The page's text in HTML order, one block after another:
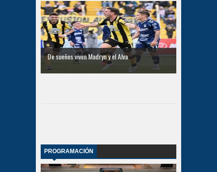
De sueños viven Madryn y el Alva
PROGRAMACIÓN